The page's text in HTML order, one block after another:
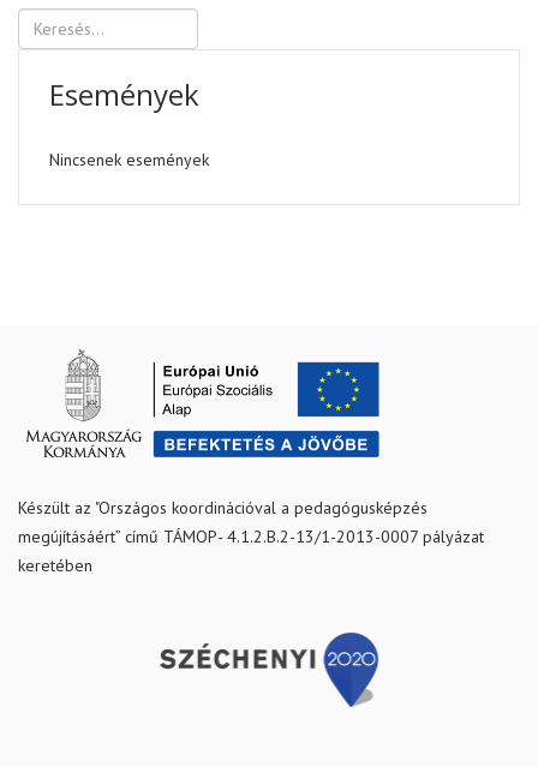
Események
Nincsenek események
Készült az "Országos koordinációval a pedagógusképzés
megújításáért” című TÁMOP- 4.1.2.B.2-13/1-2013-0007 pályázat
keretében